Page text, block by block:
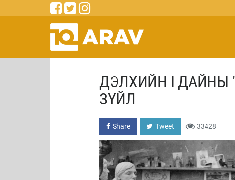
ДЭЛХИЙН I ДАЙНЫ
ЗҮЙЛ
Share Tweet 33428